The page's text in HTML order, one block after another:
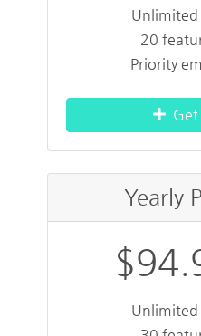
20
Priority
Yearly